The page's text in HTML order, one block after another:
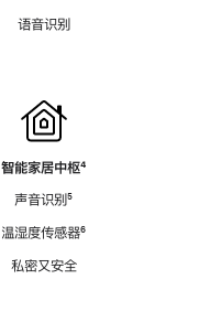
语音识别
智能家居中枢脚
⁴
声音识别脚
⁵
温湿度传感器脚
⁶
私密又安全